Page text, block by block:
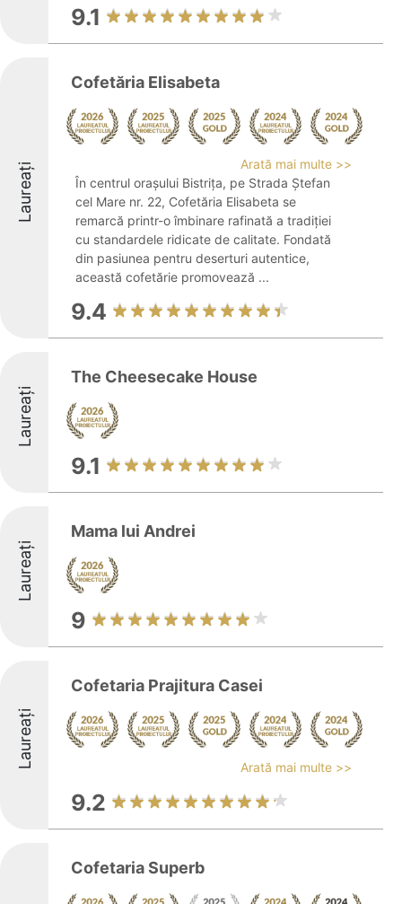
9.1
Laureați
Cofetăria Elisabeta
Arată mai multe >>
În centrul orașului Bistrița, pe Strada Ștefan
cel Mare nr. 22, Cofetăria Elisabeta se
remarcă printr-o îmbinare rafinată a tradiției
cu standardele ridicate de calitate. Fondată
din pasiunea pentru deserturi autentice,
această cofetărie promovează ...
9.4
Laureați
The Cheesecake House
9.1
Laureați
Mama lui Andrei
9
Laureați
Cofetaria Prajitura Casei
Arată mai multe >>
9.2
Cofetaria Superb